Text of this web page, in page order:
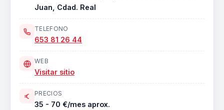
Juan, Cdad. Real
TELEFONO
653 81 26 44
WEB
Visitar sitio
PRECIOS
35 - 70 €/mes aprox.